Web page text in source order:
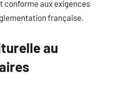
conforme aux exigences
française.
au